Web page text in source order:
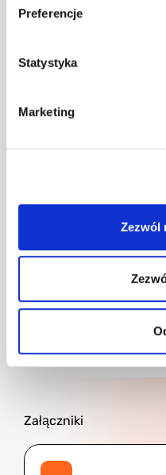
Preferencje
Statystyka
Marketing
Zezwól
Numer mieszkania
Kod pocztowy
Miasto
zakwaterowanie?
Załączniki